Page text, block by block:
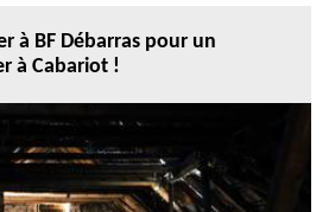
à BF Débarras pour un
à Cabariot !